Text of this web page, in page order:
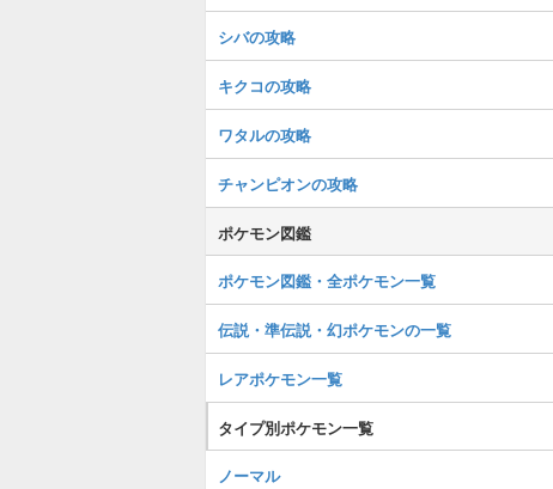
シバの攻略
キクコの攻略
ワタルの攻略
チャンピオンの攻略
ポケモン図鑑
ポケモン図鑑・全ポケモン一覧
伝説・準伝説・幻ポケモンの一覧
レアポケモン一覧
タイプ別ポケモン一覧
ノーマル